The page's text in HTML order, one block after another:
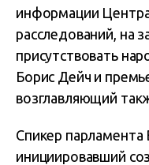
информации
расследований, на
присутствовать
Борис Дейч и
возглавляющий
Спикер
инициировавший